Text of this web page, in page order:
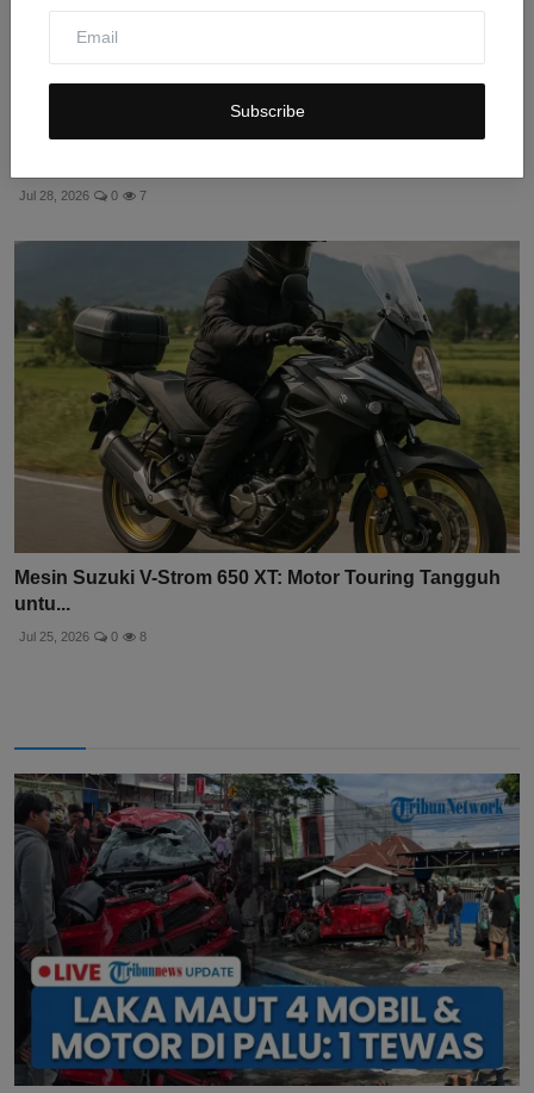
Subscribe
Suzuki GSX250R-F vs Kawasaki Ninja 250: Pilih Sport-
Jul 28, 2026 0 7
Mesin Suzuki V-Strom 650 XT: Motor Touring Tangguh
untu...
Jul 25, 2026 0 8